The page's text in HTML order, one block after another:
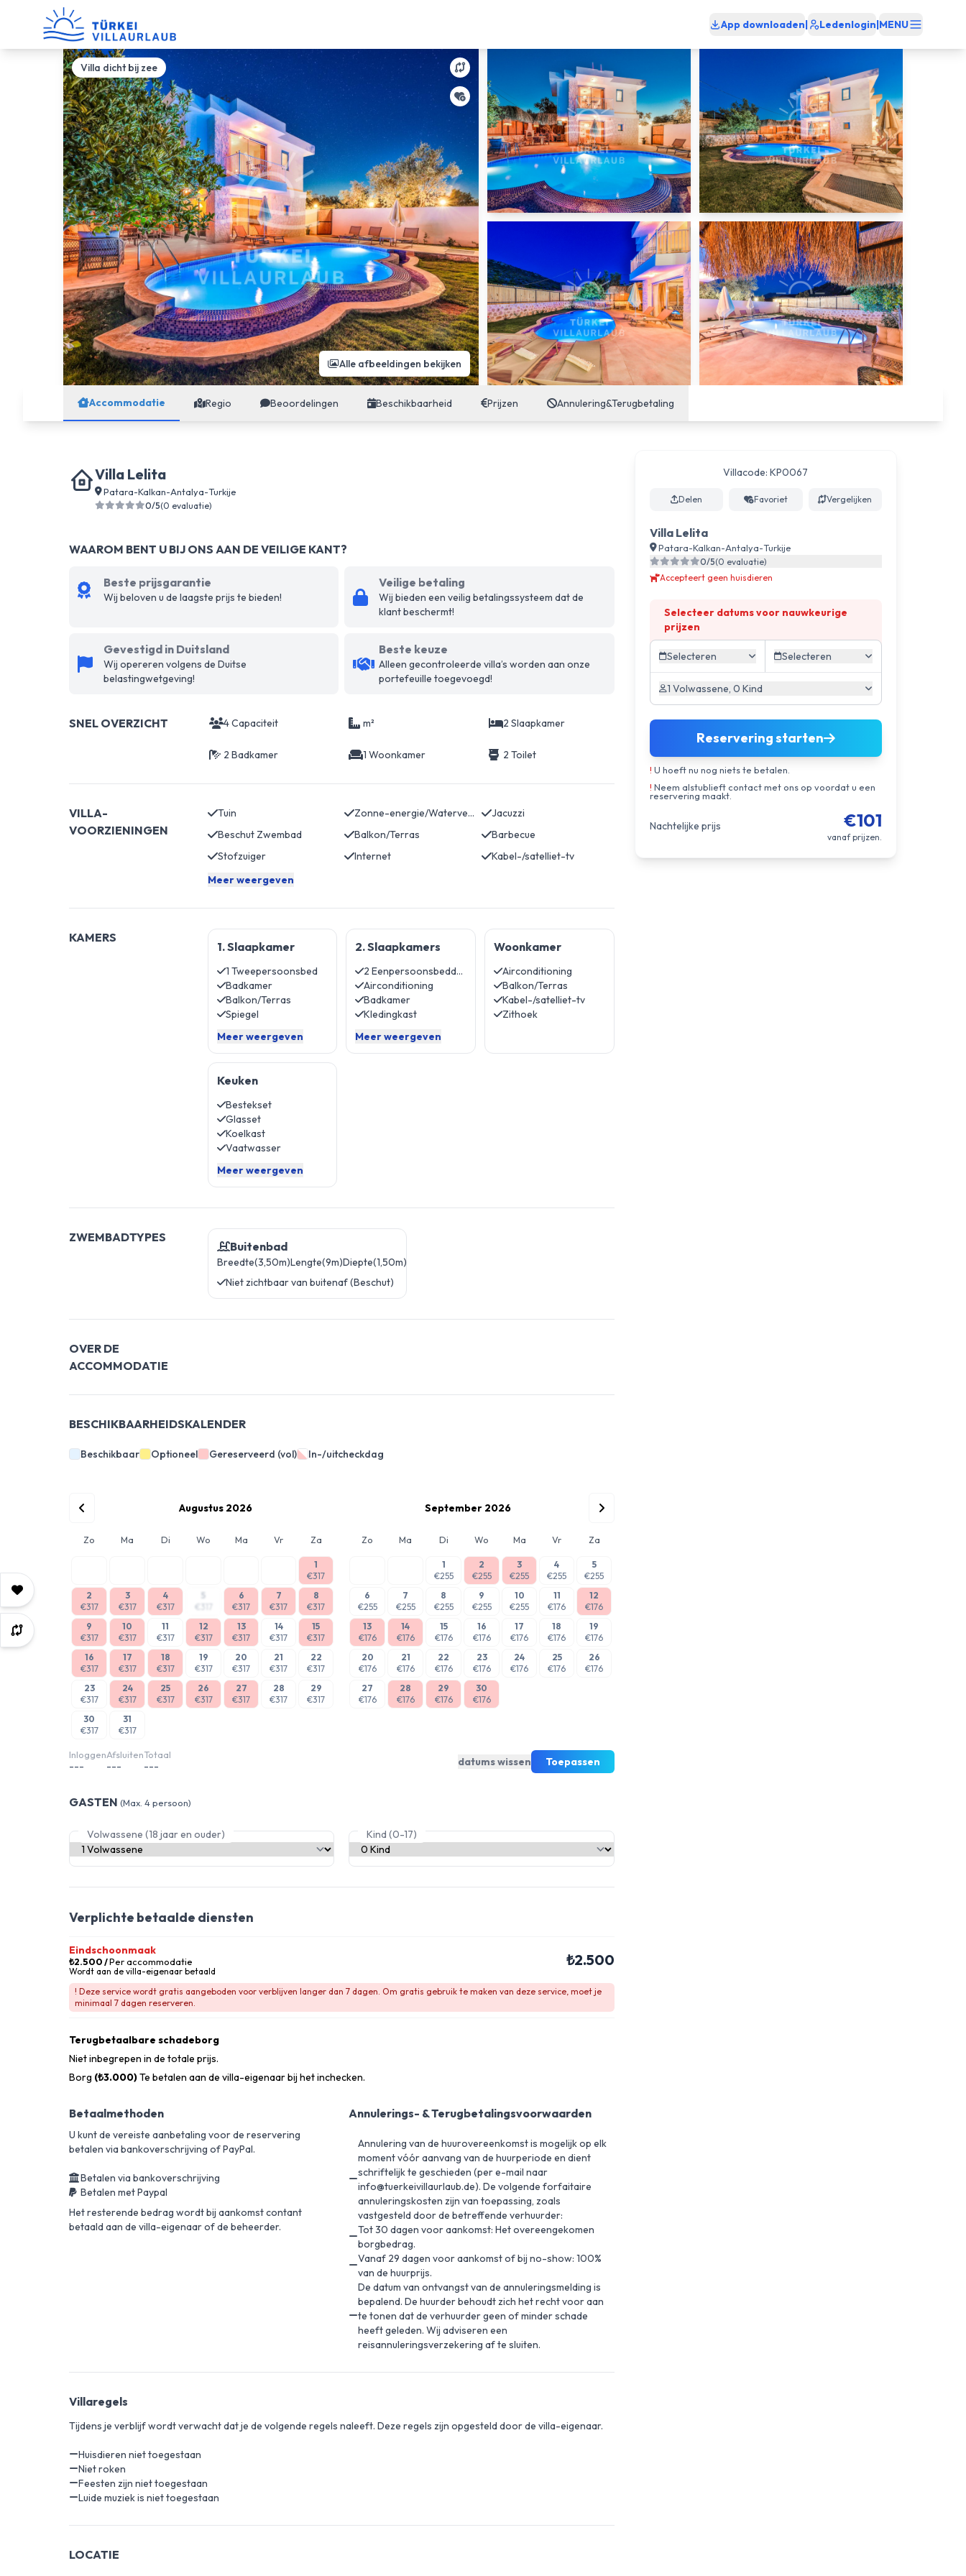
App downloaden| Ledenlogin|MENU
Villa dicht bij zee
Alle afbeeldingen bekijken
Accommodatie Regio Beoordelingen Beschikbaarheid Prijzen Annulering&Terugbetaling
Villa Lelita
Patara-Kalkan-Antalya-Turkije
0/5(0 evaluatie)
WAAROM BENT U BIJ ONS AAN DE VEILIGE KANT?
Beste prijsgarantie
Wij beloven u de laagste prijs te bieden!
Veilige betaling
Wij bieden een veilig betalingssysteem dat de
klant beschermt!
Gevestigd in Duitsland
Wij opereren volgens de Duitse
belastingwetgeving!
Beste keuze
Alleen gecontroleerde villa’s worden aan onze
portefeuille toegevoegd!
SNEL OVERZICHT 4 Capaciteit m² 2 Slaapkamer
2 Badkamer 1 Woonkamer 2 Toilet
VILLA-
VOORZIENINGEN
Tuin Zonne-energie/Waterverwarming
Jacuzzi
Beschut Zwembad
Balkon/Terras
Barbecue
Stofzuiger
Internet
Kabel-/satelliet-tv
Meer weergeven
KAMERS
1. Slaapkamer
1 Tweepersoonsbed
Badkamer
Balkon/Terras
Spiegel
Meer weergeven
2. Slaapkamers
2 Eenpersoonsbedden
Airconditioning
Badkamer
Kledingkast
Meer weergeven
Woonkamer
Airconditioning
Balkon/Terras
Kabel-/satelliet-tv
Zithoek
Keuken
Bestekset
Glasset
Koelkast
Vaatwasser
Meer weergeven
ZWEMBADTYPES
Buitenbad
Breedte(3,50m)Lengte(9m)Diepte(1,50m)
Niet zichtbaar van buitenaf (Beschut)
OVER DE
ACCOMMODATIE
BESCHIKBAARHEIDSKALENDER
Beschikbaar Optioneel Gereserveerd (vol) In-/uitcheckdag
Augustus 2026
Zo Ma Di Wo Ma Vr Za
1
€317
2
€317
3
€317
4
€317
€317
6
€317
7
€317
8
€317
9
€317
10
€317
11
€317
12
€317
13
€317
14
€317
15
€317
16
€317
17
€317
18
€317
19
€317
20
€317
21
€317
22
€317
23
€317
24
€317
25
€317
26
€317
27
€317
28
€317
29
€317
30
€317
31
€317
September 2026
Zo Ma Di Wo Ma Vr Za
1
€255
2
€255
3
€255
4
€255
5
€255
6
€255
7
€255
8
€255
9
€255
10
€255
11
€176
12
€176
13
€176
14
€176
15
€176
16
€176
17
€176
18
€176
19
€176
20
€176
21
€176
22
€176
23
€176
24
€176
25
€176
26
€176
27
€176
28
€176
29
€176
30
€176
Inloggen
---
Afsluiten
---
Totaal
--- datums wissen Toepassen
GASTEN (Max. 4 persoon)
Volwassene (18 jaar en ouder) Kind (0-17)
Verplichte betaalde diensten
Eindschoonmaak
₺2.500/Per accommodatie
Wordt aan de villa-eigenaar betaald
₺2.500
! Deze service wordt gratis aangeboden voor verblijven langer dan 7 dagen. Om gratis gebruik te maken van deze service, moet je
minimaal 7 dagen reserveren.
Terugbetaalbare schadeborg
Niet inbegrepen in de totale prijs.
Borg (₺3.000)Te betalen aan de villa-eigenaar bij het inchecken.
Betaalmethoden
U kunt de vereiste aanbetaling voor de reservering
betalen via bankoverschrijving of PayPal.
Betalen via bankoverschrijving
Betalen met Paypal
Het resterende bedrag wordt bij aankomst contant
betaald aan de villa-eigenaar of de beheerder.
Annulerings- & Terugbetalingsvoorwaarden
Annulering van de huurovereenkomst is mogelijk op elk
moment vóór aanvang van de huurperiode en dient
schriftelijk te geschieden (per e-mail naar
info@tuerkeivillaurlaub.de). De volgende forfaitaire
annuleringskosten zijn van toepassing, zoals
vastgesteld door de betreffende verhuurder:
Tot 30 dagen voor aankomst: Het overeengekomen
borgbedrag.
Vanaf 29 dagen voor aankomst of bij no-show: 100%
van de huurprijs.
De datum van ontvangst van de annuleringsmelding is
bepalend. De huurder behoudt zich het recht voor aan
te tonen dat de verhuurder geen of minder schade
heeft geleden. Wij adviseren een
reisannuleringsverzekering af te sluiten.
Villaregels
Tijdens je verblijf wordt verwacht dat je de volgende regels naleeft. Deze regels zijn opgesteld door de villa-eigenaar.
Huisdieren niet toegestaan
Niet roken
Feesten zijn niet toegestaan
Luide muziek is niet toegestaan
LOCATIE
Villacode: KP0067
Delen Favoriet Vergelijken
Villa Lelita
Patara-Kalkan-Antalya-Turkije
0/5(0 evaluatie)
Accepteert geen huisdieren
Selecteer datums voor nauwkeurige
prijzen
Selecteren Selecteren
1 Volwassene, 0 Kind
Reservering starten
! U hoeft nu nog niets te betalen.
! Neem alstublieft contact met ons op voordat u een
reservering maakt.
Nachtelijke prijs €101
vanaf prijzen.